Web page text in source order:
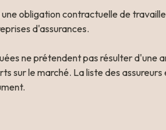
obligation contractuelle de
ne prétendent pas résulter d'une
sur le marché. La liste des assureurs